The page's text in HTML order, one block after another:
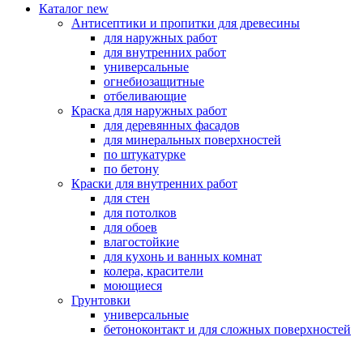
Каталог new
Антисептики и пропитки для древесины
для наружных работ
для внутренних работ
универсальные
огнебиозащитные
отбеливающие
Краска для наружных работ
для деревянных фасадов
для минеральных поверхностей
по штукатурке
по бетону
Краски для внутренних работ
для стен
для потолков
для обоев
влагостойкие
для кухонь и ванных комнат
колера, красители
моющиеся
Грунтовки
универсальные
бетоноконтакт и для сложных поверхностей